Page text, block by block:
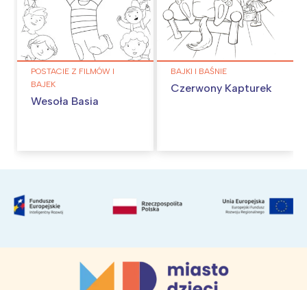
POSTACIE Z FILMÓW I
BAJEK
Wesoła Basia
BAJKI I BAŚNIE
Czerwony Kapturek